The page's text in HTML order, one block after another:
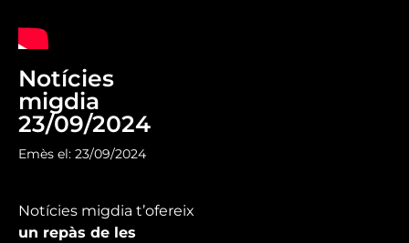
Notícies
migdia
23/09/2024
Emès el: 23/09/2024
Notícies migdia t’ofereix
un repàs de les